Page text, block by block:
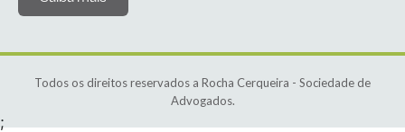
Todos os direitos reservados a Rocha Cerqueira - Sociedade de
Advogados.
;